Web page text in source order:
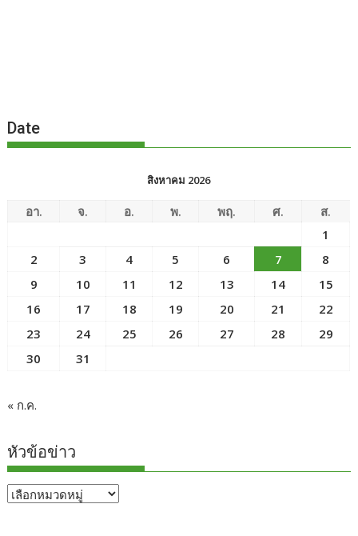
Date
สิงหาคม 2026
อา. จ. อ. พ. พฤ. ศ.
ส.
1
2
3 4 5 6 7
8
9
10 11 12 13 14
15
16
17 18 19 20 21
22
23
24 25 26 27 28
29
30
31
« ก.ค.
หัวข้อข่าว
หัวข้อ